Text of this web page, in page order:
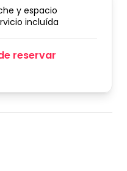
y espacio
incluída
reservar